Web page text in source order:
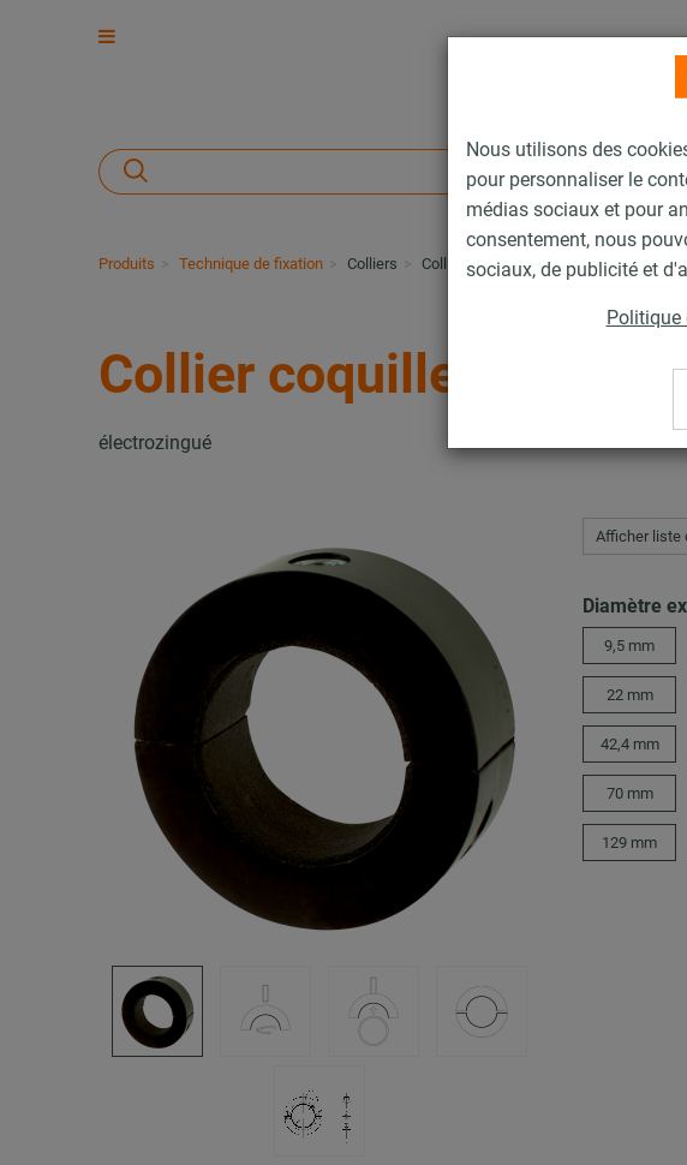
Nous utilisons des
pour personnaliser le
médias sociaux et pour
consentement, nous
sociaux, de publicité et
Politique
Produits Technique de fixation Colliers Collier coquille Type 175 EX
Collier coquille Type
électrozingué
Afficher liste
Diamètre
9,5 mm
22 mm
42,4 mm
70 mm
129 mm